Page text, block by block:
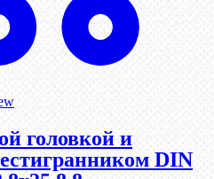
головкой и
DIN